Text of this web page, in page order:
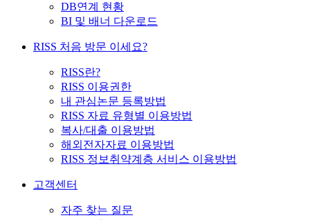
DB연계 현황
BI 및 배너 다운로드
RISS 처음 방문 이세요?
RISS란?
RISS 이용권한
내 관심논문 등록방법
RISS 자료 유형별 이용방법
복사/대출 이용방법
해외전자자료 이용방법
RISS 정보취약계층 서비스 이용방법
고객센터
자주 찾는 질문